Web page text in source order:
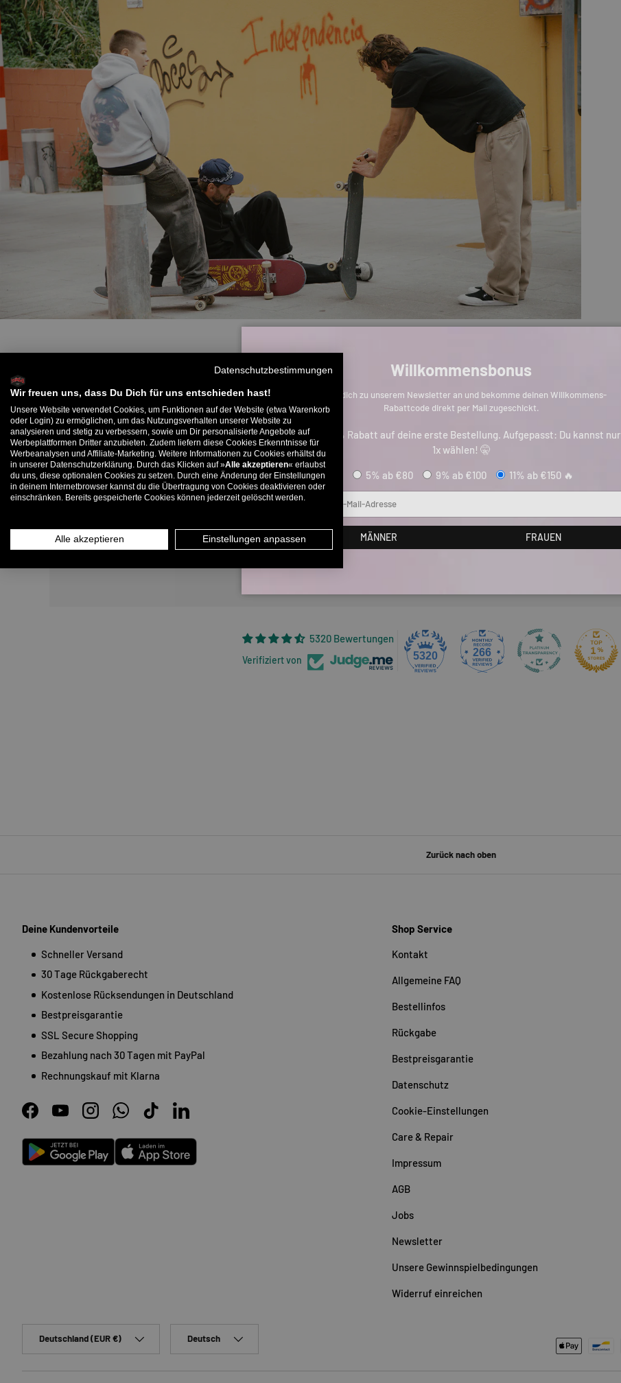
Kundenbewertungen
5320 Bewertungen
Verifiziert von 5320 266
Willkommensbonus
Melde dich zu unserem Newsletter an und bekomme deinen Willkommens-
Rabattcode direkt per Mail zugeschickt.
Bis zu 11% Rabatt auf deine erste Bestellung. Aufgepasst: Du kannst nur
1x wählen! 🤫
5% ab €80 9% ab €100 11% ab €150 🔥
E-Mail
MÄNNER FRAUEN
Zurück nach oben
Deine Kundenvorteile
Schneller Versand
30 Tage Rückgaberecht
Kostenlose Rücksendungen in Deutschland
Bestpreisgarantie
SSL Secure Shopping
Bezahlung nach 30 Tagen mit PayPal
Rechnungskauf mit Klarna
FacebookYouTubeInstagramWhatsAppTikTokLinkedIn
Android App Store
Shop Service
Kontakt
Allgemeine FAQ
Bestellinfos
Rückgabe
Bestpreisgarantie
Datenschutz
Cookie-Einstellungen
Care & Repair
Impressum
AGB
Jobs
Newsletter
Unsere Gewinnspielbedingungen
Widerruf einreichen
Deutschland (EUR €) Deutsch
Datenschutzbestimmungen
Wir freuen uns, dass Du Dich für uns entschieden hast!
Unsere Website verwendet Cookies, um Funktionen auf der Website (etwa Warenkorb
oder Login) zu ermöglichen, um das Nutzungsverhalten unserer Website zu
analysieren und stetig zu verbessern, sowie um Dir personalisierte Angebote auf
Werbeplattformen Dritter anzubieten. Zudem liefern diese Cookies Erkenntnisse für
Werbeanalysen und Affiliate-Marketing. Weitere Informationen zu Cookies erhältst du
in unserer Datenschutzerklärung. Durch das Klicken auf »Alle akzeptieren« erlaubst
du uns, diese optionalen Cookies zu setzen. Durch eine Änderung der Einstellungen
in deinem Internetbrowser kannst du die Übertragung von Cookies deaktivieren oder
einschränken. Bereits gespeicherte Cookies können jederzeit gelöscht werden.
Alle akzeptieren Einstellungen anpassen